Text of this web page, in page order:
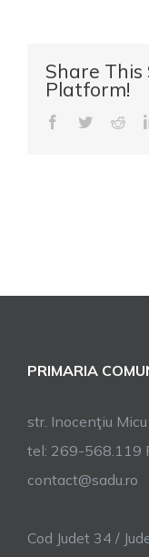
Share This
Platform!
Facebook
Twitter
PRIMARIA
str. Inocenţiu
tel: 269-568.119
contact@sadu.ro
Cod Judet 34 /